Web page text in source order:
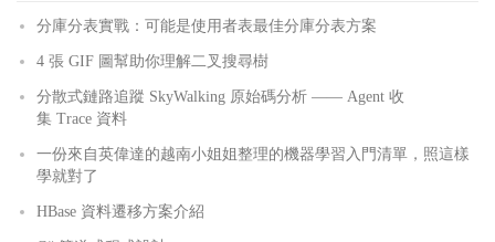
分庫分表實戰：可能是使用者表最佳分庫分表方案
4 張 GIF 圖幫助你理解二叉搜尋樹
分散式鏈路追蹤 SkyWalking 原始碼分析 —— Agent 收
集 Trace 資料
一份來自英偉達的越南小姐姐整理的機器學習入門清單，照這樣
學就對了
HBase 資料遷移方案介紹